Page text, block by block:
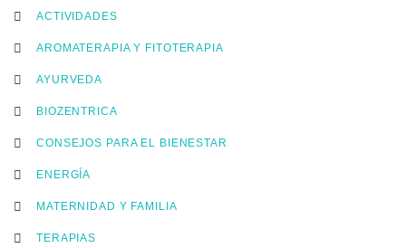
ACTIVIDADES
AROMATERAPIA Y FITOTERAPIA
AYURVEDA
BIOZENTRICA
CONSEJOS PARA EL BIENESTAR
ENERGÍA
MATERNIDAD Y FAMILIA
TERAPIAS